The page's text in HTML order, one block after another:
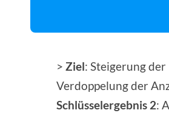
> Ziel: Steigerung
Verdoppelung der
Schlüsselergebnis 2: